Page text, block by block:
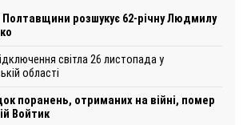
Полтавщини розшукує 62-річну Людмилу
світла 26 листопада у
області
поранень, отриманих на війні, помер
Войтик